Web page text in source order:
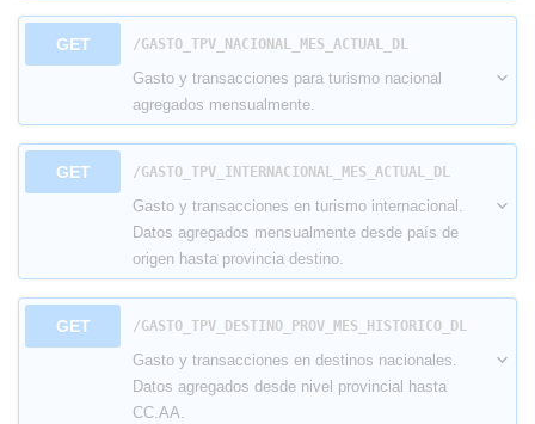
GET ​/GASTO_TPV_NACIONAL_MES_ACTUAL_DL
Gasto y transacciones para turismo nacional
agregados mensualmente.
GET ​/GASTO_TPV_INTERNACIONAL_MES_ACTUAL_DL
Gasto y transacciones en turismo internacional.
Datos agregados mensualmente desde país de
origen hasta provincia destino.
GET ​/GASTO_TPV_DESTINO_PROV_MES_HISTORICO_DL
Gasto y transacciones en destinos nacionales.
Datos agregados desde nivel provincial hasta
CC.AA.